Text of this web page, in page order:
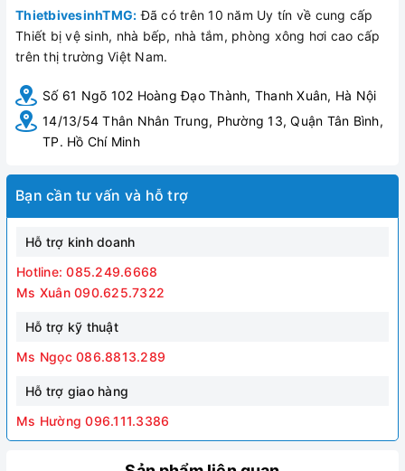
ThietbivesinhTMG: Đã có trên 10 năm Uy tín về cung cấp
Thiết bị vệ sinh, nhà bếp, nhà tắm, phòng xông hơi cao cấp
trên thị trường Việt Nam.
Số 61 Ngõ 102 Hoàng Đạo Thành, Thanh Xuân, Hà Nội
14/13/54 Thân Nhân Trung, Phường 13, Quận Tân Bình,
TP. Hồ Chí Minh
Bạn cần tư vấn và hỗ trợ
Hỗ trợ kinh doanh
Hotline: 085.249.6668
Ms Xuân 090.625.7322
Hỗ trợ kỹ thuật
Ms Ngọc 086.8813.289
Hỗ trợ giao hàng
Ms Hường 096.111.3386